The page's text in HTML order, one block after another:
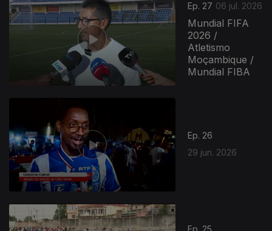
Ep. 27 06 jul. 2026
Mundial FIFA
2026 /
Atletismo
Moçambique /
Mundial FIBA
Ep. 26
29 jun. 2026
Ep. 25